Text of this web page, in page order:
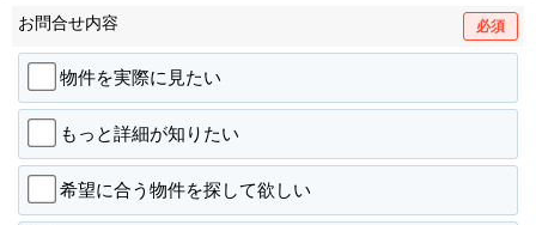
お問合せ内容 必須
物件を実際に見たい
もっと詳細が知りたい
希望に合う物件を探して欲しい